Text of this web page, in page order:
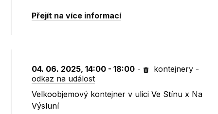
Přejít na více informací
04. 06. 2025, 14:00 - 18:00 - kontejnery -
odkaz na událost
Velkoobjemový kontejner v ulici Ve Stínu x Na
Výsluní